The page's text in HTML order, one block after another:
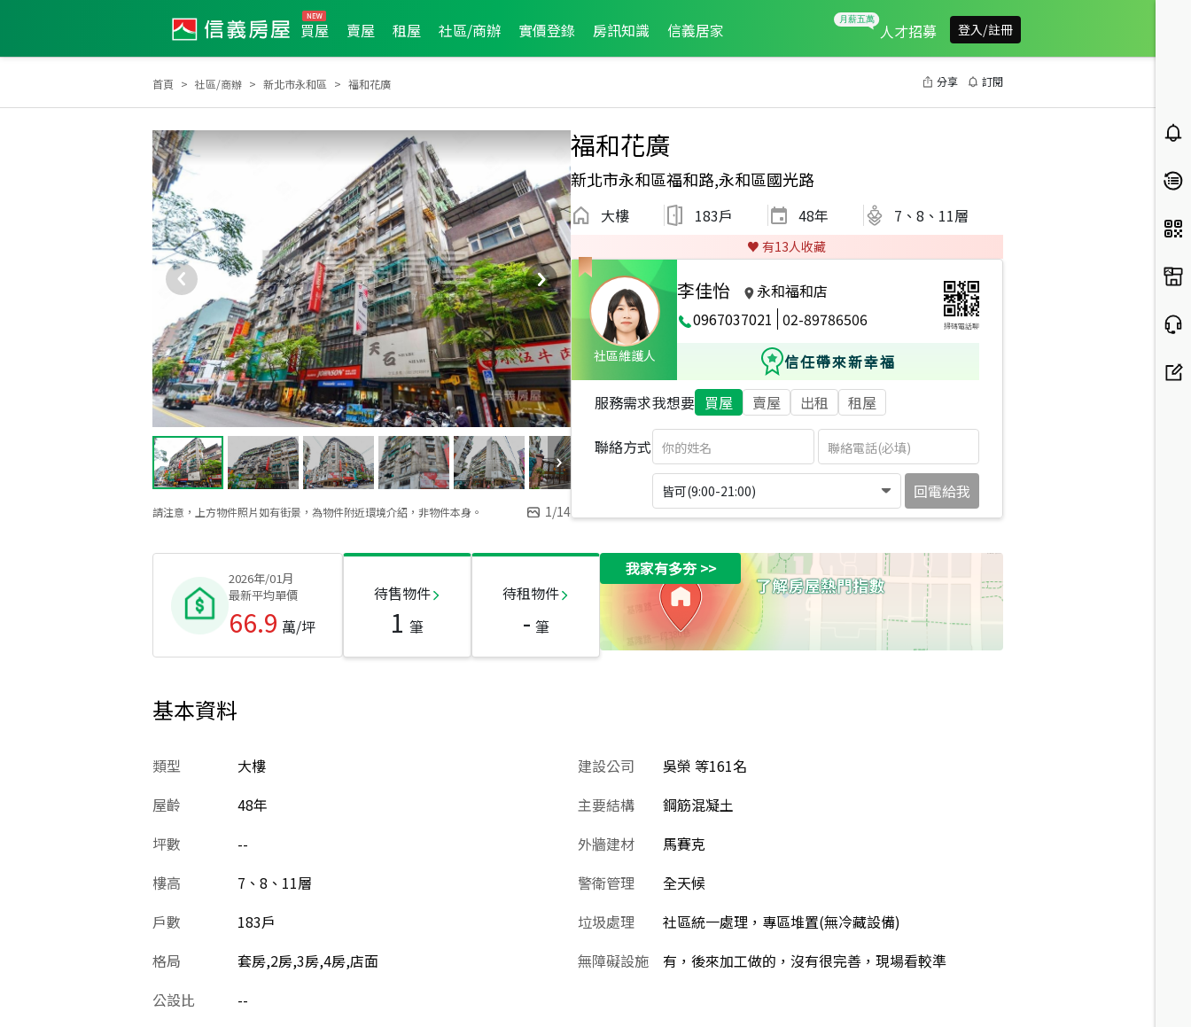
買屋 賣屋 租屋 社區/商辦 實價登錄 房訊知識 信義居家 人才招募 登入/註冊
首頁 社區/商辦 新北市永和區 福和花廣 分享 訂閱
請注意，上方物件照片如有街景，為物件附近環境介紹，非物件本身。 1/14
福和花廣
新北市永和區福和路,永和區國光路
大樓 183戶 48年 7、8、11層
♥️ 有13人收藏
社區維護人
李佳怡
永和福和店
0967037021 02-89786506 掃碼電話聊
信任帶來新幸福
服務需求我想要 買屋 賣屋 出租 租屋
聯絡方式
皆可(9:00-21:00) 回電給我
2026年/01月
最新平均單價
66.9 萬/坪
待售物件
1 筆
待租物件
- 筆
我家有多夯>>
基本資料
類型
大樓
屋齡
48年
坪數
--
樓高
7、8、11層
戶數
183戶
格局
套房,2房,3房,4房,店面
公設比
--
建設公司
吳榮 等161名
主要結構
鋼筋混凝土
外牆建材
馬賽克
警衛管理
全天候
垃圾處理
社區統一處理，專區堆置(無冷藏設備)
無障礙設施
有，後來加工做的，沒有很完善，現場看較準